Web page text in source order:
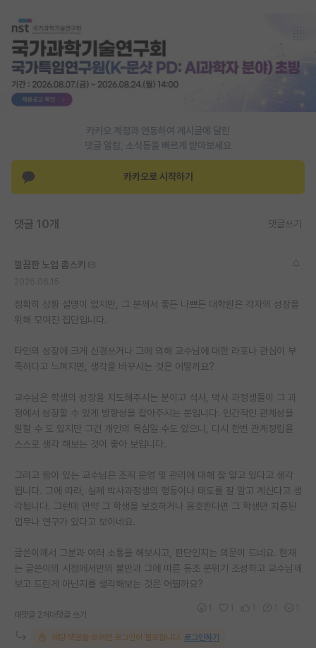
취업 게시판
임용 후기 게시판
PI 전용 게시판
인문사회 계열 게시판
특수/전문대학원 게시판
반도체/AI 게시판
장학금/장학생 게시판
커리어
이벤트
재팬라운지 🌸
카카오 계정과 연동하여 게시글에 달린
댓글 알람, 소식등을 빠르게 받아보세요
카카오로 시작하기
댓글 10개 댓글쓰기
깔끔한 노엄 촘스키
정확히 상황 설명이 없지만, 그 분께서 좋든 나쁘든 대학원은 각자의 성장을
위해 모여진 집단입니다.
타인의 성장에 크게 신경쓰거나 그에 의해 교수님에 대한 라포나 관심이 부
족하다고 느껴지면, 생각을 바꾸시는 것은 어떻까요?
교수님은 학생의 성장을 지도해주시는 분이고 석사, 박사 과정생들이 그 과
정에서 성장할 수 있게 방향성을 잡아주시는 분입니다. 인간적인 관계성을
원할 수 도 있지만 그건 개인의 욕심일 수도 있으니, 다시 한번 관계정립을
스스로 생각 해보는 것이 좋아 보입니다.
그리고 짬이 있는 교수님은 조직 운영 및 관리에 대해 잘 알고 있다고 생각
됩니다. 그에 따라, 실제 박사과정생의 행동이나 태도를 잘 알고 계신다고 생
각됩니다. 그런데 만약 그 학생을 보호하거나 옹호한다면 그 학생만 치중된
업무나 연구가 있다고 보이네요.
글쓴이께서 그분과 여러 소통을 해보시고, 판단인지는 의문이 드네요. 현재
는 글쓴이의 시점에서만의 불만과 그에 따른 동조 분위기 조성하고 교수님께
보고 드린게 아닌지를 생각해보는 것은 어떨까요?
대댓글 2개 대댓글 쓰기
해당 댓글을 보려면 로그인이 필요합니다. 로그인하기